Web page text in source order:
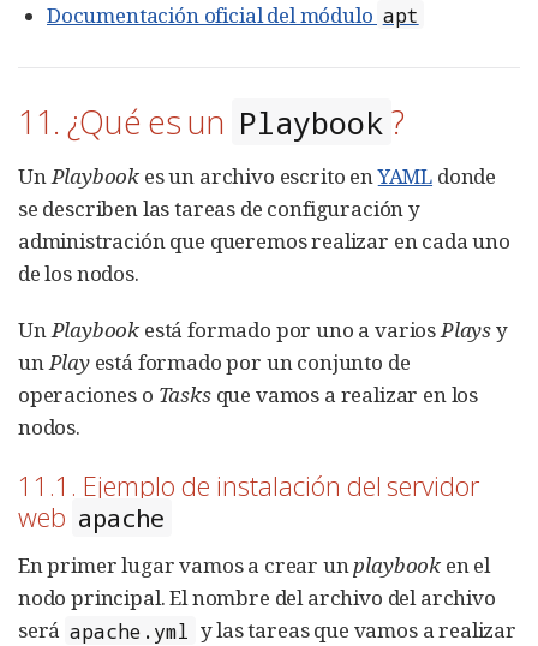
Documentación oficial del módulo apt
11. ¿Qué es un Playbook ?
UnPlaybook es un archivo escrito enYAML donde
se describen las tareas de configuración y
administración que queremos realizar en cada uno
de los nodos.
UnPlaybook está formado por uno a variosPlaysy
unPlayestá formado por un conjunto de
operaciones o Tasksque vamos a realizar en los
nodos.
11.1. Ejemplo de instalación del servidor
web apache
En primer lugar vamos a crear unplaybook en el
nodo principal. El nombre del archivo del archivo
será apache.yml
y las tareas que vamos a realizar